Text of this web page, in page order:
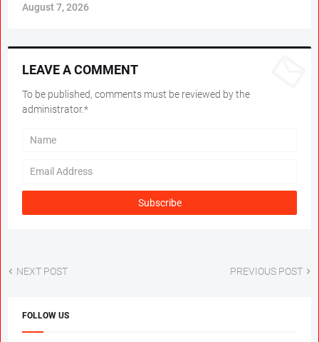
August 7, 2026
LEAVE A COMMENT
To be published, comments must be reviewed by the
administrator.*
NEXT POST PREVIOUS POST
FOLLOW US